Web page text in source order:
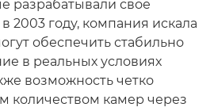
разрабатывали свое
2003 году, компания искала
обеспечить стабильно
в реальных условиях
возможность четко
количеством камер через